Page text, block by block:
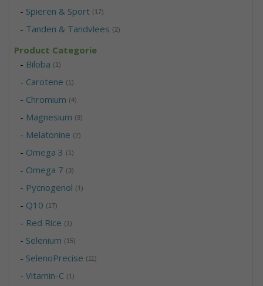
- Spieren & Sport (17)
- Tanden & Tandvlees (2)
Product Categorie
- Biloba (1)
- Carotene (1)
- Chromium (4)
- Magnesium (9)
- Melatonine (2)
- Omega 3 (1)
- Omega 7 (3)
- Pycnogenol (1)
- Q10 (17)
- Red Rice (1)
- Selenium (15)
- SelenoPrecise (11)
-Vitamin-C (1)